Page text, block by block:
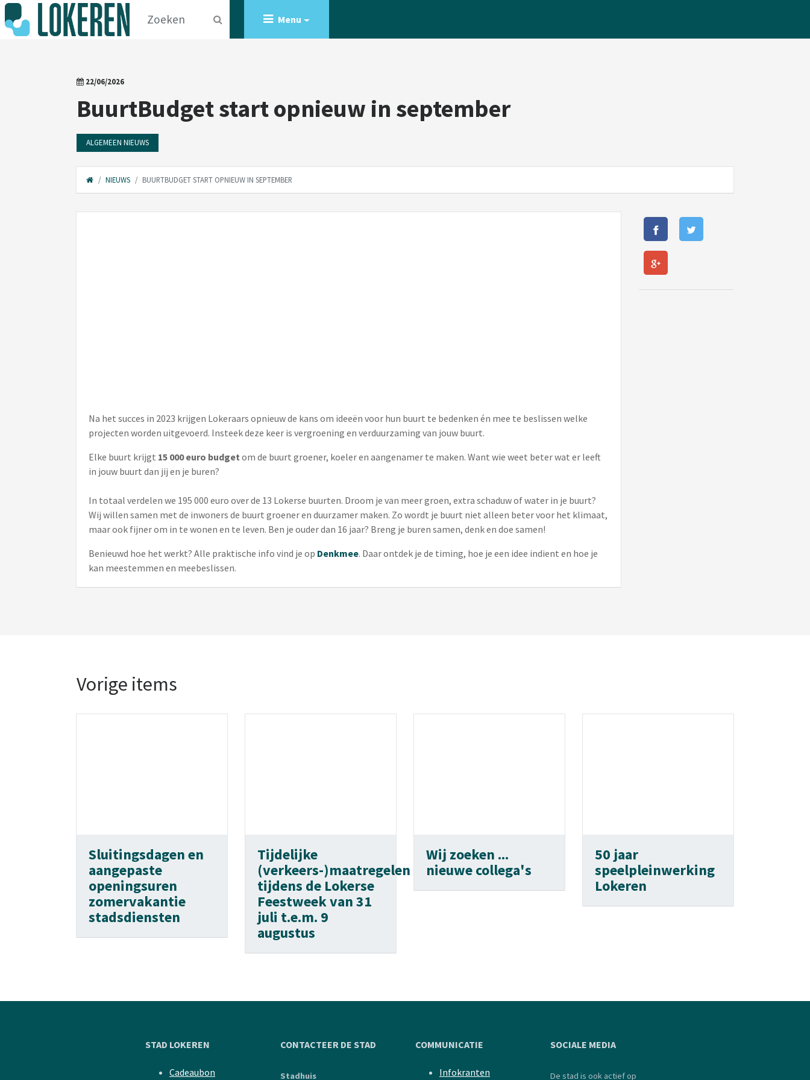
Menu
22/06/2026
BuurtBudget start opnieuw in september
ALGEMEEN NIEUWS
NIEUWS BUURTBUDGET START OPNIEUW IN SEPTEMBER
Na het succes in 2023 krijgen Lokeraars opnieuw de kans om ideeën voor hun buurt te bedenken én mee te beslissen welke
projecten worden uitgevoerd. Insteek deze keer is vergroening en verduurzaming van jouw buurt.
Elke buurt krijgt 15 000 euro budget om de buurt groener, koeler en aangenamer te maken. Want wie weet beter wat er leeft
in jouw buurt dan jij en je buren?
In totaal verdelen we 195 000 euro over de 13 Lokerse buurten. Droom je van meer groen, extra schaduw of water in je buurt?
Wij willen samen met de inwoners de buurt groener en duurzamer maken. Zo wordt je buurt niet alleen beter voor het klimaat,
maar ook fijner om in te wonen en te leven. Ben je ouder dan 16 jaar? Breng je buren samen, denk en doe samen!
Benieuwd hoe het werkt? Alle praktische info vind je op Denkmee. Daar ontdek je de timing, hoe je een idee indient en hoe je
kan meestemmen en meebeslissen.
Vorige items
Sluitingsdagen en
aangepaste
openingsuren
zomervakantie
stadsdiensten
Tijdelijke
(verkeers-)maatregelen
tijdens de Lokerse
Feestweek van 31
juli t.e.m. 9
augustus
Wij zoeken ...
nieuwe collega's
50 jaar
speelpleinwerking
Lokeren
STAD LOKEREN
Cadeaubon
CONTACTEER DE STAD
Stadhuis
COMMUNICATIE
Infokranten
SOCIALE MEDIA
De stad is ook actief op